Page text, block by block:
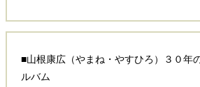
■山根康広（やまね・やすひろ）３０年
ルバム